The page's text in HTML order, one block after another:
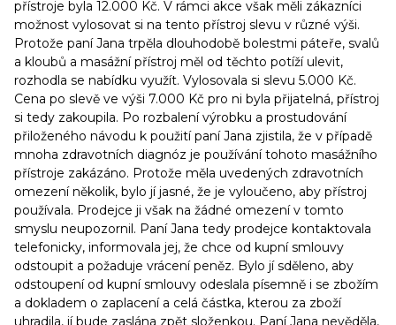
přístroje byla 12.000 Kč. V rámci akce však měli zákazníci
možnost vylosovat si na tento přístroj slevu v různé výši.
Protože paní Jana trpěla dlouhodobě bolestmi páteře, svalů
a kloubů a masážní přístroj měl od těchto potíží ulevit,
rozhodla se nabídku využít. Vylosovala si slevu 5.000 Kč.
Cena po slevě ve výši 7.000 Kč pro ni byla přijatelná, přístroj
si tedy zakoupila. Po rozbalení výrobku a prostudování
přiloženého návodu k použití paní Jana zjistila, že v případě
mnoha zdravotních diagnóz je používání tohoto masážního
přístroje zakázáno. Protože měla uvedených zdravotních
omezení několik, bylo jí jasné, že je vyloučeno, aby přístroj
používala. Prodejce ji však na žádné omezení v tomto
smyslu neupozornil. Paní Jana tedy prodejce kontaktovala
telefonicky, informovala jej, že chce od kupní smlouvy
odstoupit a požaduje vrácení peněz. Bylo jí sděleno, aby
odstoupení od kupní smlouvy odeslala písemně i se zbožím
a dokladem o zaplacení a celá částka, kterou za zboží
uhradila, jí bude zaslána zpět složenkou. Paní Jana nevěděla,